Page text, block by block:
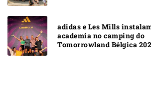
adidas e Les Mills
academia no camping do
Tomorrowland Bélgica